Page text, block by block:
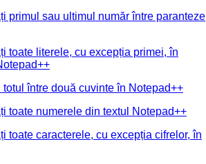
primul sau ultimul număr între paranteze
toate literele, cu excepția primei, în
totul între două cuvinte în Notepad++
toate numerele din textul Notepad++
toate caracterele, cu excepția cifrelor, în